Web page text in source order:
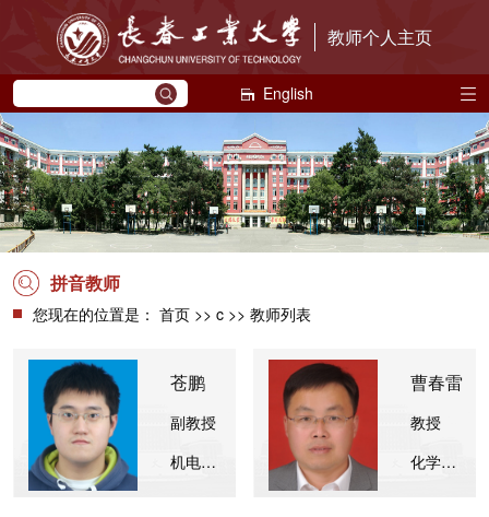
教师个人主页
English
拼音教师
您现在的位置是： 首页 >> c >> 教师列表
苍鹏
副教授
机电工程学院
曹春雷
教授
化学工程学院